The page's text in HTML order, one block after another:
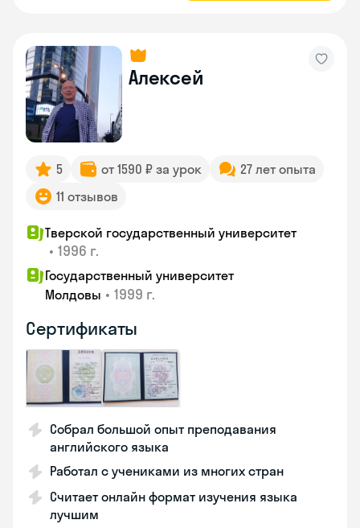
Алексей
5 от 1590 ₽ за урок
27 лет опыта
11 отзывов
Тверской государственный университет
• 1996 г.
Государственный университет
Молдовы • 1999 г.
Сертификаты
Собрал большой опыт преподавания
английского языка
Работал с учениками из многих стран
Считает онлайн формат изучения языка
лучшим